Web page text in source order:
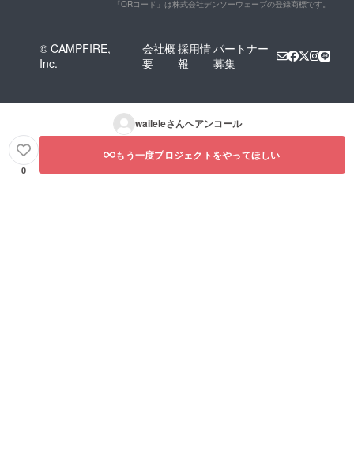
「QRコード」は株式会社デンソーウェーブの登録商標です。
© CAMPFIRE,
Inc.
会社概
要
採用情
報
パートナー
募集
waileleさんへアンコール
0
もう一度プロジェクトをやってほしい